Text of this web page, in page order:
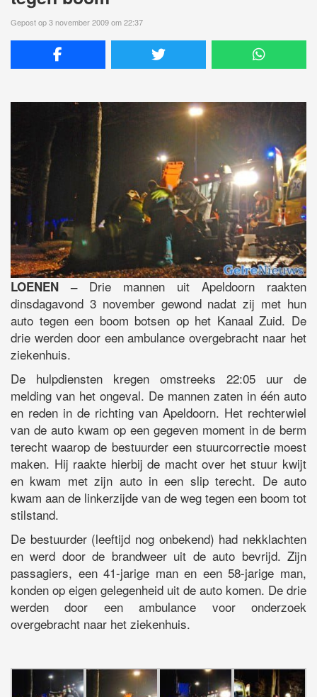
Gepost op 3 november 2009 om 22:37
LOENEN –Drie mannen uit Apeldoorn raakten
dinsdagavond 3 november gewond nadat zij met hun
auto tegen een boom botsen op het Kanaal Zuid. De
drie werden door een ambulance overgebracht naar het
ziekenhuis.
De hulpdiensten kregen omstreeks 22:05 uur de
melding van het ongeval. De mannen zaten in één auto
en reden in de richting van Apeldoorn. Het rechterwiel
van de auto kwam op een gegeven moment in de berm
terecht waarop de bestuurder een stuurcorrectie moest
maken. Hij raakte hierbij de macht over het stuur kwijt
en kwam met zijn auto in een slip terecht. De auto
kwam aan de linkerzijde van de weg tegen een boom tot
stilstand.
De bestuurder (leeftijd nog onbekend) had nekklachten
en werd door de brandweer uit de auto bevrijd. Zijn
passagiers, een 41-jarige man en een 58-jarige man,
konden op eigen gelegenheid uit de auto komen. De drie
werden door een ambulance voor onderzoek
overgebracht naar het ziekenhuis.